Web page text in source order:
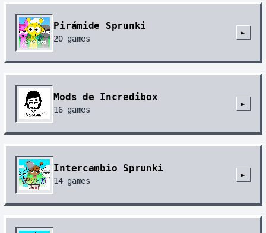
Pirámide Sprunki
20games
►
Mods de Incredibox
16games
►
Intercambio Sprunki
14games
►